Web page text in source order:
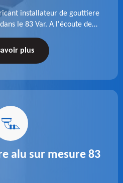
installateur de gouttiere
le 83 Var. A l'écoute de
veille à réaliser des
durables et à la hauteur de
plus
alu sur mesure 83